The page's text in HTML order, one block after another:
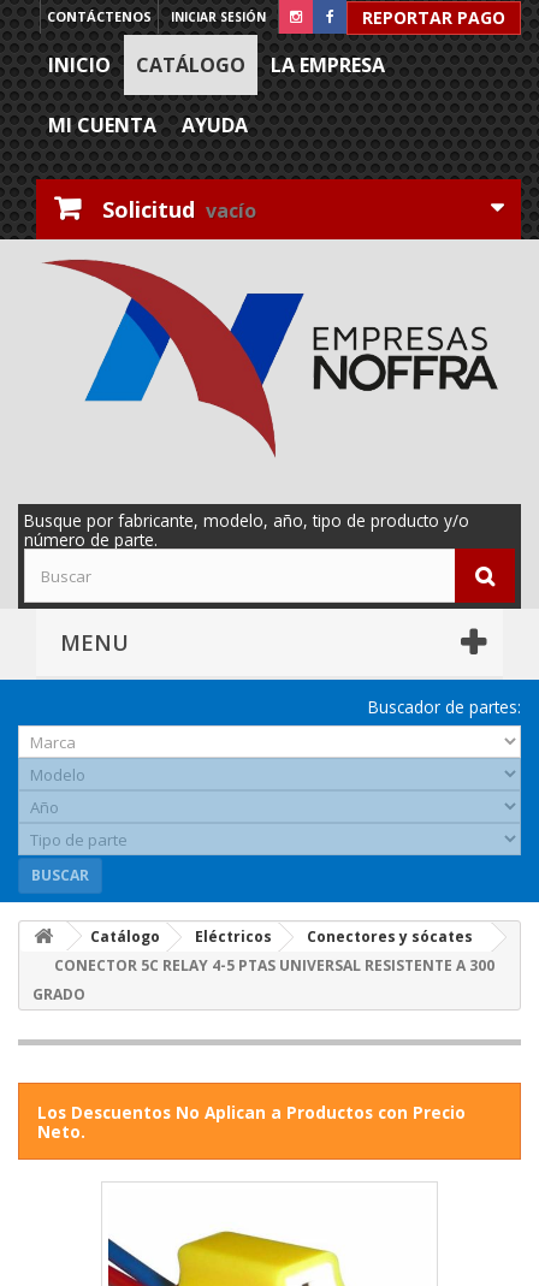
REPORTAR PAGO
INICIAR SESIÓN
CONTÁCTENOS
INICIO CATÁLOGO LA EMPRESA
MI CUENTA AYUDA
Solicitud vacío
Busque por fabricante, modelo, año, tipo de producto y/o
número de parte.
MENU
Buscador de partes:
BUSCAR
Catálogo Eléctricos
Conectores y sócates
CONECTOR 5C RELAY 4-5 PTAS UNIVERSAL RESISTENTE A 300
GRADO
Los Descuentos No Aplican a Productos con Precio
Neto.